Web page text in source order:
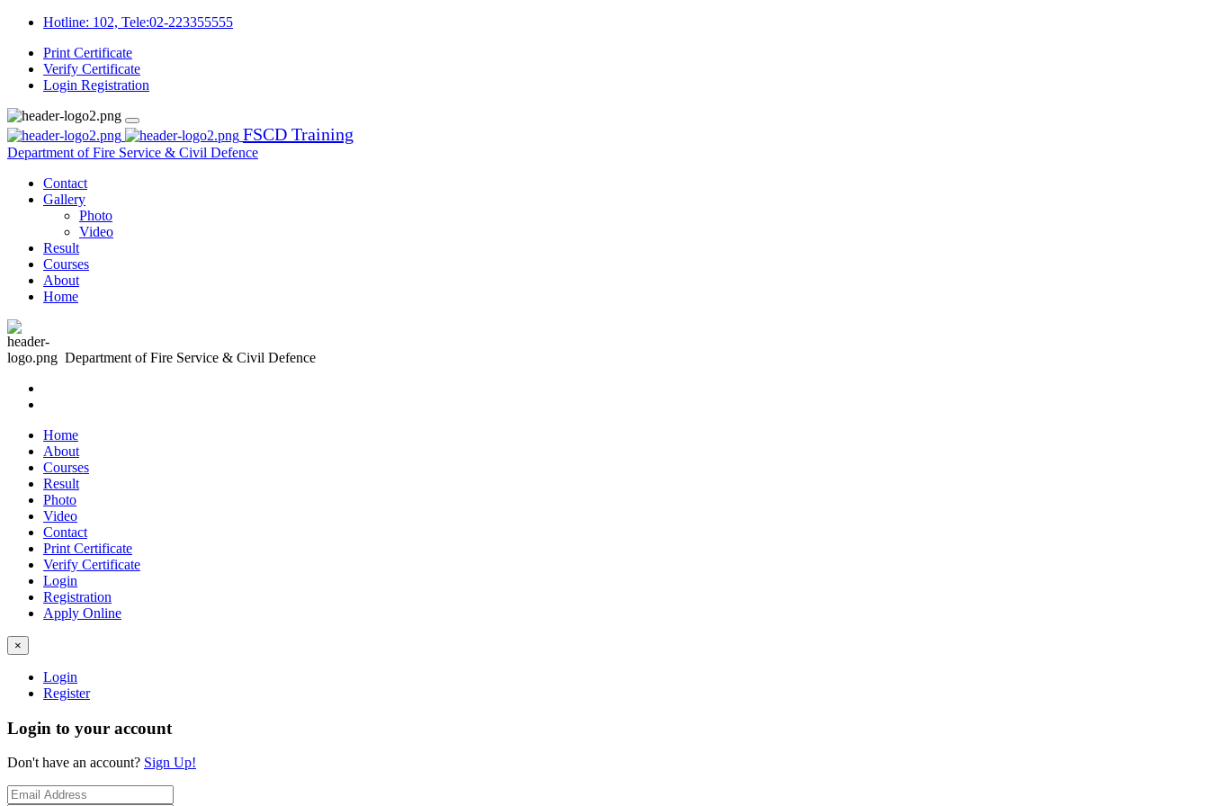
Hotline: 102, Tele:02-223355555
Print Certificate
Verify Certificate
Login Registration
FSCD Training
Department of Fire Service & Civil Defence
Contact
Gallery
Photo
Video
Result
Courses
About
Home
Department of Fire Service & Civil Defence
Home
About
Courses
Result
Photo
Video
Contact
Print Certificate
Verify Certificate
Login
Registration
Apply Online
×
Login
Register
Login to your account
Don't have an account? Sign Up!